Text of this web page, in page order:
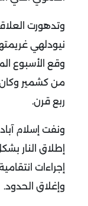
وتدهورت
نيودلهي
وقع الأسبوع
من كشمير وكان
ربع قرن.
ونفت إسلام
إطلاق النار
إجراءات
وإغلاق الحدود.